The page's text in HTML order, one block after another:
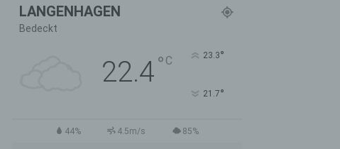
LANGENHAGEN
Bedeckt
22.4° C 23.3°
21.7°
44% 4.5m/s 85%